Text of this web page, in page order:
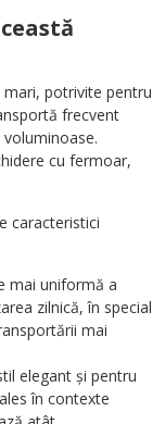
potrivite pentru
frecvent
cu fermoar,
caracteristici
mai uniformă a
zilnică, în special
mai
elegant și pentru
în contexte